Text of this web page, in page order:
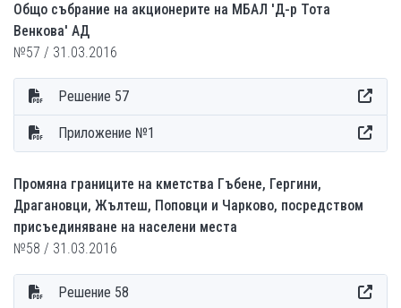
Общо събрание на акционерите на МБАЛ 'Д-р Тота
Венкова' АД
№57 / 31.03.2016
Решение 57
Приложение №1
Промяна границите на кметства Гъбене, Гергини,
Драгановци, Жълтеш, Поповци и Чарково, посредством
присъединяване на населени места
№58 / 31.03.2016
Решение 58